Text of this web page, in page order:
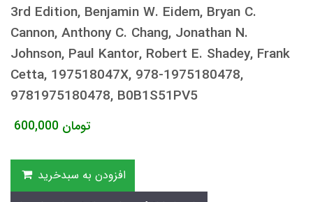
3rd Edition, Benjamin W. Eidem, Bryan C.
Cannon, Anthony C. Chang, Jonathan N.
Johnson, Paul Kantor, Robert E. Shadey, Frank
Cetta, 197518047X, 978-1975180478,
9781975180478, B0B1S51PV5
600,000 تومان
افزودن به سبدخرید